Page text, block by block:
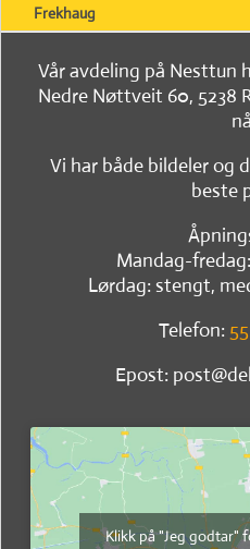
Frekhaug
Vår avdeling på
Nedre Nøttveit 60, 5238
nå
Vi har både bildeler og
beste
Mandag-
Lørdag: stengt,
Telefon:
Epost:
Klikk på "Jeg godtar"